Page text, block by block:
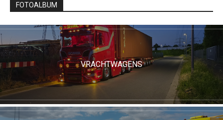
FOTOALBUM
VRACHTWAGENS